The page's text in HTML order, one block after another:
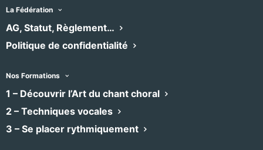
La Fédération
AG, Statut, Règlement…
Politique de confidentialité
Nos Formations
1 – Découvrir l’Art du chant choral
2 – Techniques vocales
3 – Se placer rythmiquement
Montpellier